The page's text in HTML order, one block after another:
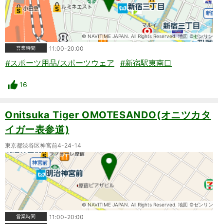
© NAVITIME JAPAN. All Rights Reserved. 地図 ©ゼンリン
営業時間
11:00-20:00
#スポーツ用品/スポーツウェア #新宿駅東南口
16
Onitsuka Tiger OMOTESANDO(オニツカタ
イガー表参道)
東京都渋谷区神宮前4-24-14
© NAVITIME JAPAN. All Rights Reserved. 地図 ©ゼンリン
営業時間
11:00-20:00